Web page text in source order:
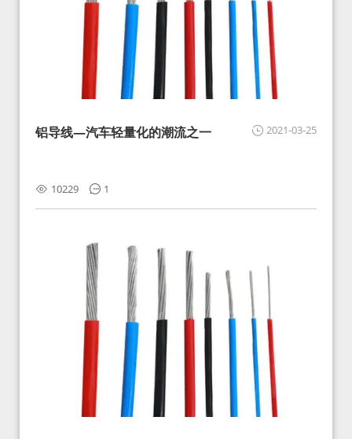
2021-03-25
铝导线—汽车轻量化的潮流之一
10229 1